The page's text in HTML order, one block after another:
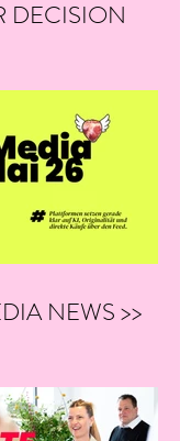
DECISION
NEWS >>